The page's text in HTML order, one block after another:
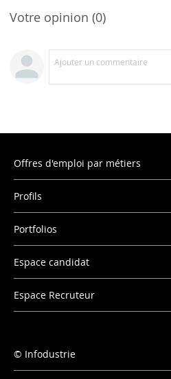
Votre opinion (0)
Ajouter un commentaire
Offres d'emploi par métiers
Profils
Portfolios
Espace candidat
Espace Recruteur
Infodustrie